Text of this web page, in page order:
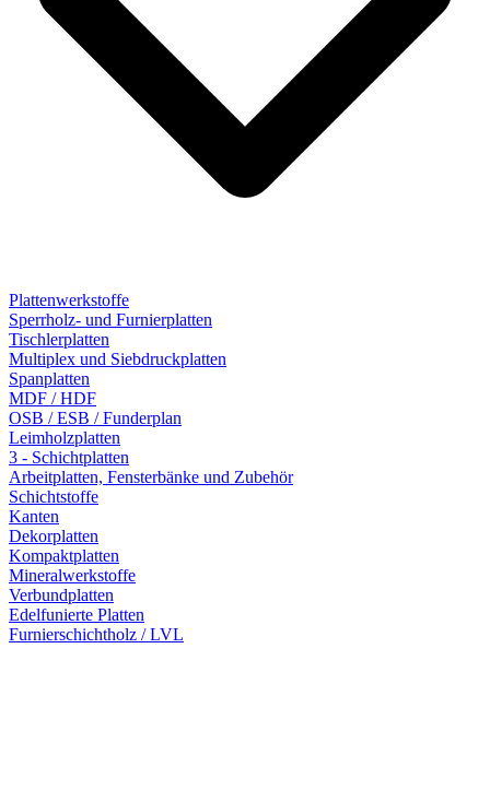
Plattenwerkstoffe
Sperrholz- und Furnierplatten
Tischlerplatten
Multiplex und Siebdruckplatten
Spanplatten
MDF / HDF
OSB / ESB / Funderplan
Leimholzplatten
3 - Schichtplatten
Arbeitplatten, Fensterbänke und Zubehör
Schichtstoffe
Kanten
Dekorplatten
Kompaktplatten
Mineralwerkstoffe
Verbundplatten
Edelfunierte Platten
Furnierschichtholz / LVL